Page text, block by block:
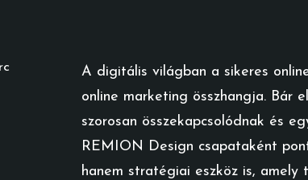
A digitális világban a sikeres
online marketing összhangja. Bár
szorosan összekapcsolódnak és
REMION Design csapataként
hanem stratégiai eszköz is,